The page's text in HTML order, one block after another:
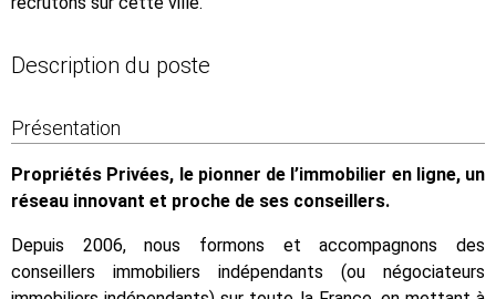
Description du poste
Présentation
Propriétés Privées, le pionner de l’immobilier en ligne, un
réseau innovant et proche de ses conseillers.
Depuis 2006, nous formons et accompagnons des
conseillers immobiliers indépendants (ou négociateurs